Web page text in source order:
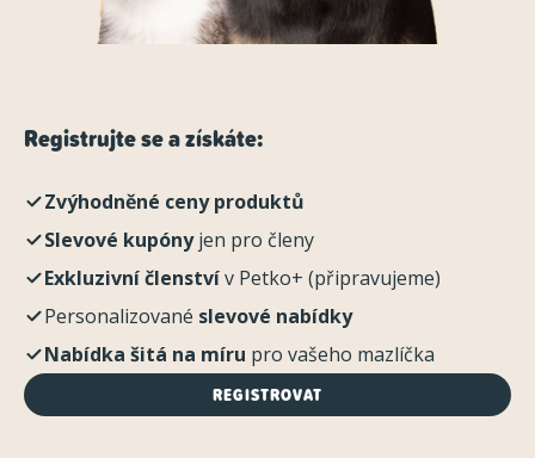
Registrujte se a získáte:
Zvýhodněné ceny produktů
Slevové kupónyjen pro členy
Exkluzivní členstvív Petko+ (připravujeme)
Personalizované slevové nabídky
Nabídka šitá na míru pro vašeho mazlíčka
REGISTROVAT